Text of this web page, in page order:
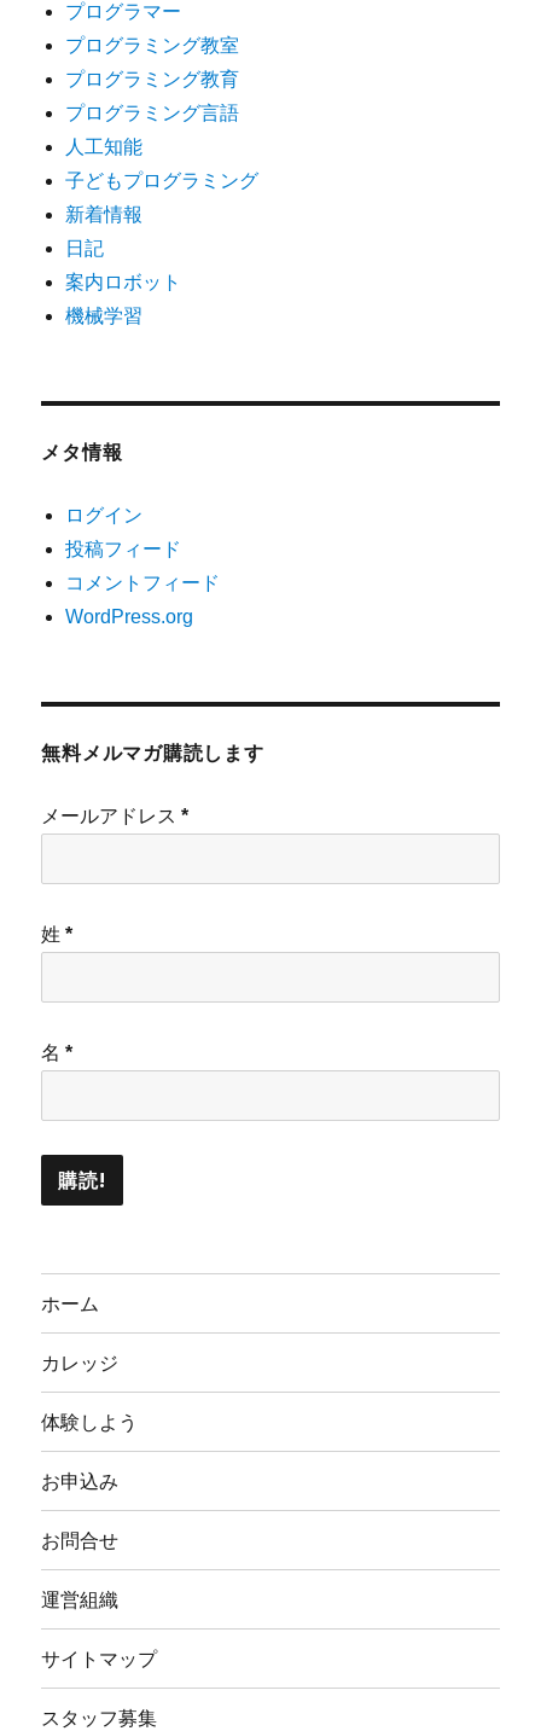
プログラマー
プログラミング教室
プログラミング教育
プログラミング言語
人工知能
子どもプログラミング
新着情報
日記
案内ロボット
機械学習
メタ情報
ログイン
投稿フィード
コメントフィード
WordPress.org
無料メルマガ購読します
メールアドレス*
姓*
名*
ホーム
カレッジ
体験しよう
お申込み
お問合せ
運営組織
サイトマップ
スタッフ募集